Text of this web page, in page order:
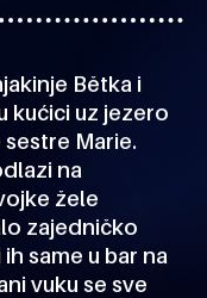
Bětka i
kućici uz jezero
Marie.
na
žele
zajedničko
same u bar na
vuku se sve